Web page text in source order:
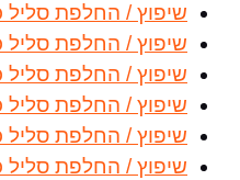
שיפוץ / החלפת סליל
שיפוץ / החלפת סליל
שיפוץ / החלפת סליל
שיפוץ / החלפת סליל
שיפוץ / החלפת סליל
שיפוץ / החלפת סליל